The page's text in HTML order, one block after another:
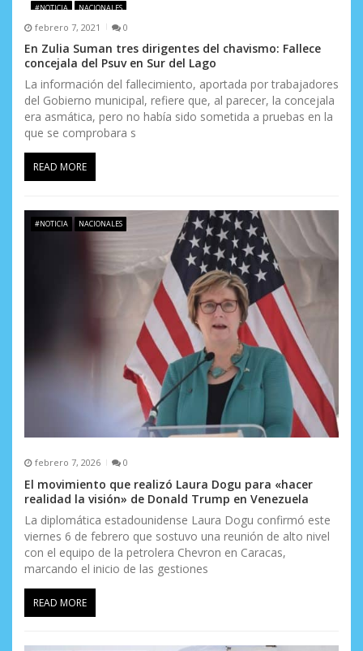
e
e
n
t
r
a
d
a
#NOTICIA NACIONALES
febrero 7, 2021 0
En Zulia Suman tres dirigentes del chavismo: Fallece
concejala del Psuv en Sur del Lago
La información del fallecimiento, aportada por trabajadores
del Gobierno municipal, refiere que, al parecer, la concejala
era asmática, pero no había sido sometida a pruebas en la
que se comprobara s
READ MORE
#NOTICIA NACIONALES
febrero 7, 2026 0
El movimiento que realizó Laura Dogu para «hacer
realidad la visión» de Donald Trump en Venezuela
La diplomática estadounidense Laura Dogu confirmó este
viernes 6 de febrero que sostuvo una reunión de alto nivel
con el equipo de la petrolera Chevron en Caracas,
marcando el inicio de las gestiones
READ MORE